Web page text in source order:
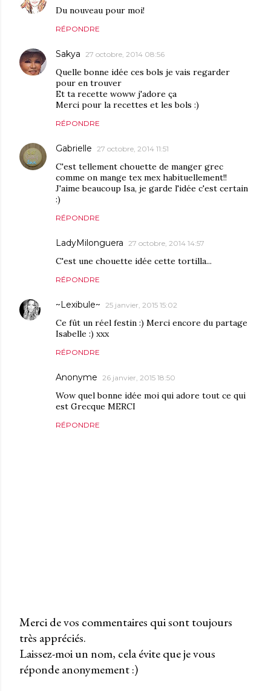
Du nouveau pour moi!
RÉPONDRE
Sakya 27 octobre, 2014 08:56
Quelle bonne idée ces bols je vais regarder
pour en trouver
Et ta recette woww j'adore ça
Merci pour la recettes et les bols :)
RÉPONDRE
Gabrielle 27 octobre, 2014 11:51
C'est tellement chouette de manger grec
comme on mange tex mex habituellement!!
J'aime beaucoup Isa, je garde l'idée c'est certain
:)
RÉPONDRE
LadyMilonguera 27 octobre, 2014 14:57
C'est une chouette idée cette tortilla...
RÉPONDRE
~Lexibule~ 25 janvier, 2015 15:02
Ce fût un réel festin :) Merci encore du partage
Isabelle :) xxx
RÉPONDRE
Anonyme 26 janvier, 2015 18:50
Wow quel bonne idée moi qui adore tout ce qui
est Grecque MERCI
RÉPONDRE
P
u
b
Merci de vos commentaires qui sont toujours
très appréciés.
Laissez-moi un nom, cela évite que je vous
réponde anonymement :)